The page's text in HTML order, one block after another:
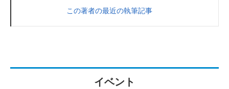
この著者の最近の執筆記事
イベント